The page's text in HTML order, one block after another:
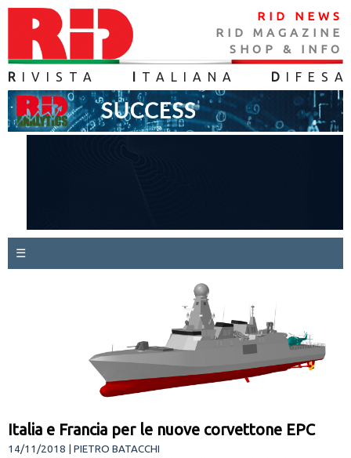
RID NEWS
RID MAGAZINE
SHOP & INFO
R IVISTA TALIANA D IFES A
☰
Italia e Francia per le nuove corvettone EPC
14/11/2018 | PIETRO BATACCHI